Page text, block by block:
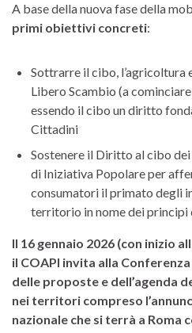
A base della nuova fase della
primi obiettivi concreti:
Sottrarre il cibo, l’agricoltura
Libero Scambio (a
essendo il cibo un diritto
Cittadini
Sostenere il Diritto al cibo
di Iniziativa Popolare per
consumatori il primato degli
territorio in nome dei principi
Il 16 gennaio 2026 (con inizio
il COAPI invita alla
delle proposte e dell’agenda
nei territori compreso
nazionale che si terrà a Roma